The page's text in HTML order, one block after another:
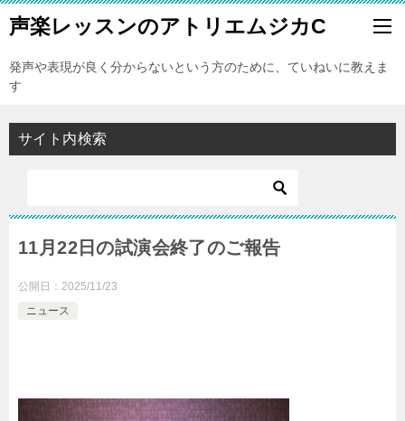
声楽レッスンのアトリエムジカC
発声や表現が良く分からないという方のために、ていねいに教えま
す
サイト内検索
11月22日の試演会終了のご報告
公開日： 2025/11/23
ニュース